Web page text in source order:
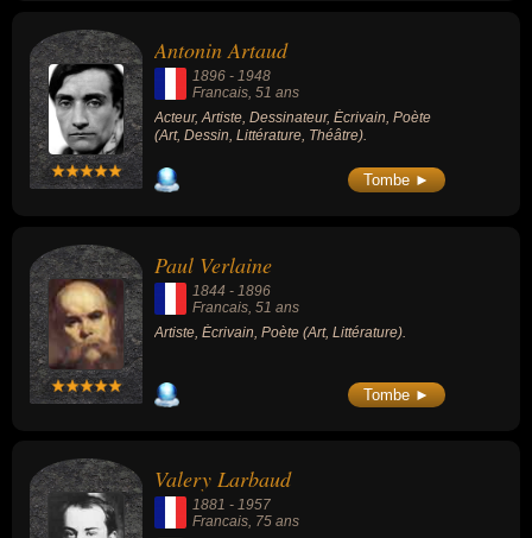
Antonin Artaud
1896 - 1948
Francais, 51 ans
Acteur, Artiste, Dessinateur, Écrivain, Poète
(Art, Dessin, Littérature, Théâtre).
Tombe ►
Paul Verlaine
1844 - 1896
Francais , 51 ans
Artiste, Écrivain, Poète (Art, Littérature).
Tombe ►
Valery Larbaud
1881 - 1957
Francais, 75 ans